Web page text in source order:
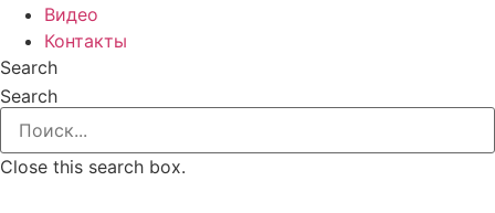
Видео
Контакты
Search
Search
Close this search box.